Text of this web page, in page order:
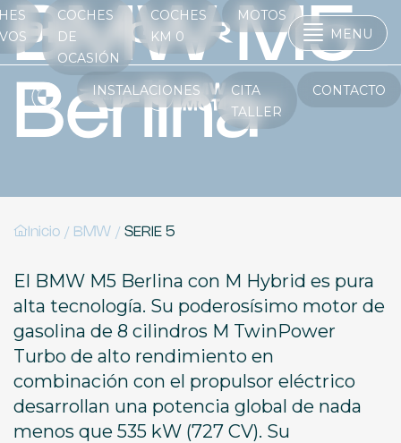
COCHES
DE
OCASIÓN
COCHES
KM 0
MOTOS
MENU
INSTALACIONES
CITA
TALLER
CONTACTO
BMW M5
Berlina
Inicio / BMW / SERIE 5
El BMW M5 Berlina con M Hybrid es pura
alta tecnología. Su poderosísimo motor de
gasolina de 8 cilindros M TwinPower
Turbo de alto rendimiento en
combinación con el propulsor eléctrico
desarrollan una potencia global de nada
menos que 535 kW (727 CV). Su